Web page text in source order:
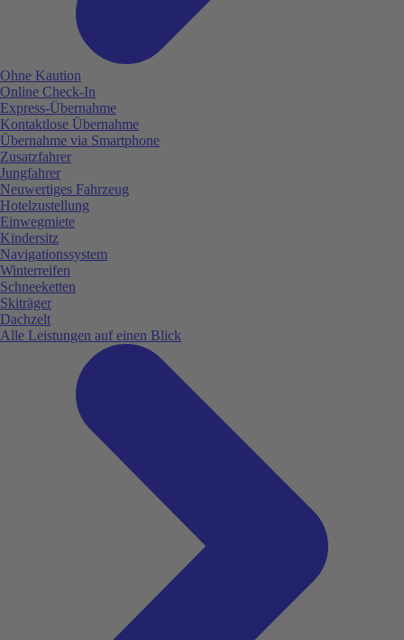
Ohne Kaution
Online Check-In
Express-Übernahme
Kontaktlose Übernahme
Übernahme via Smartphone
Zusatzfahrer
Jungfahrer
Neuwertiges Fahrzeug
Hotelzustellung
Einwegmiete
Kindersitz
Navigationssystem
Winterreifen
Schneeketten
Skiträger
Dachzelt
Alle Leistungen auf einen Blick